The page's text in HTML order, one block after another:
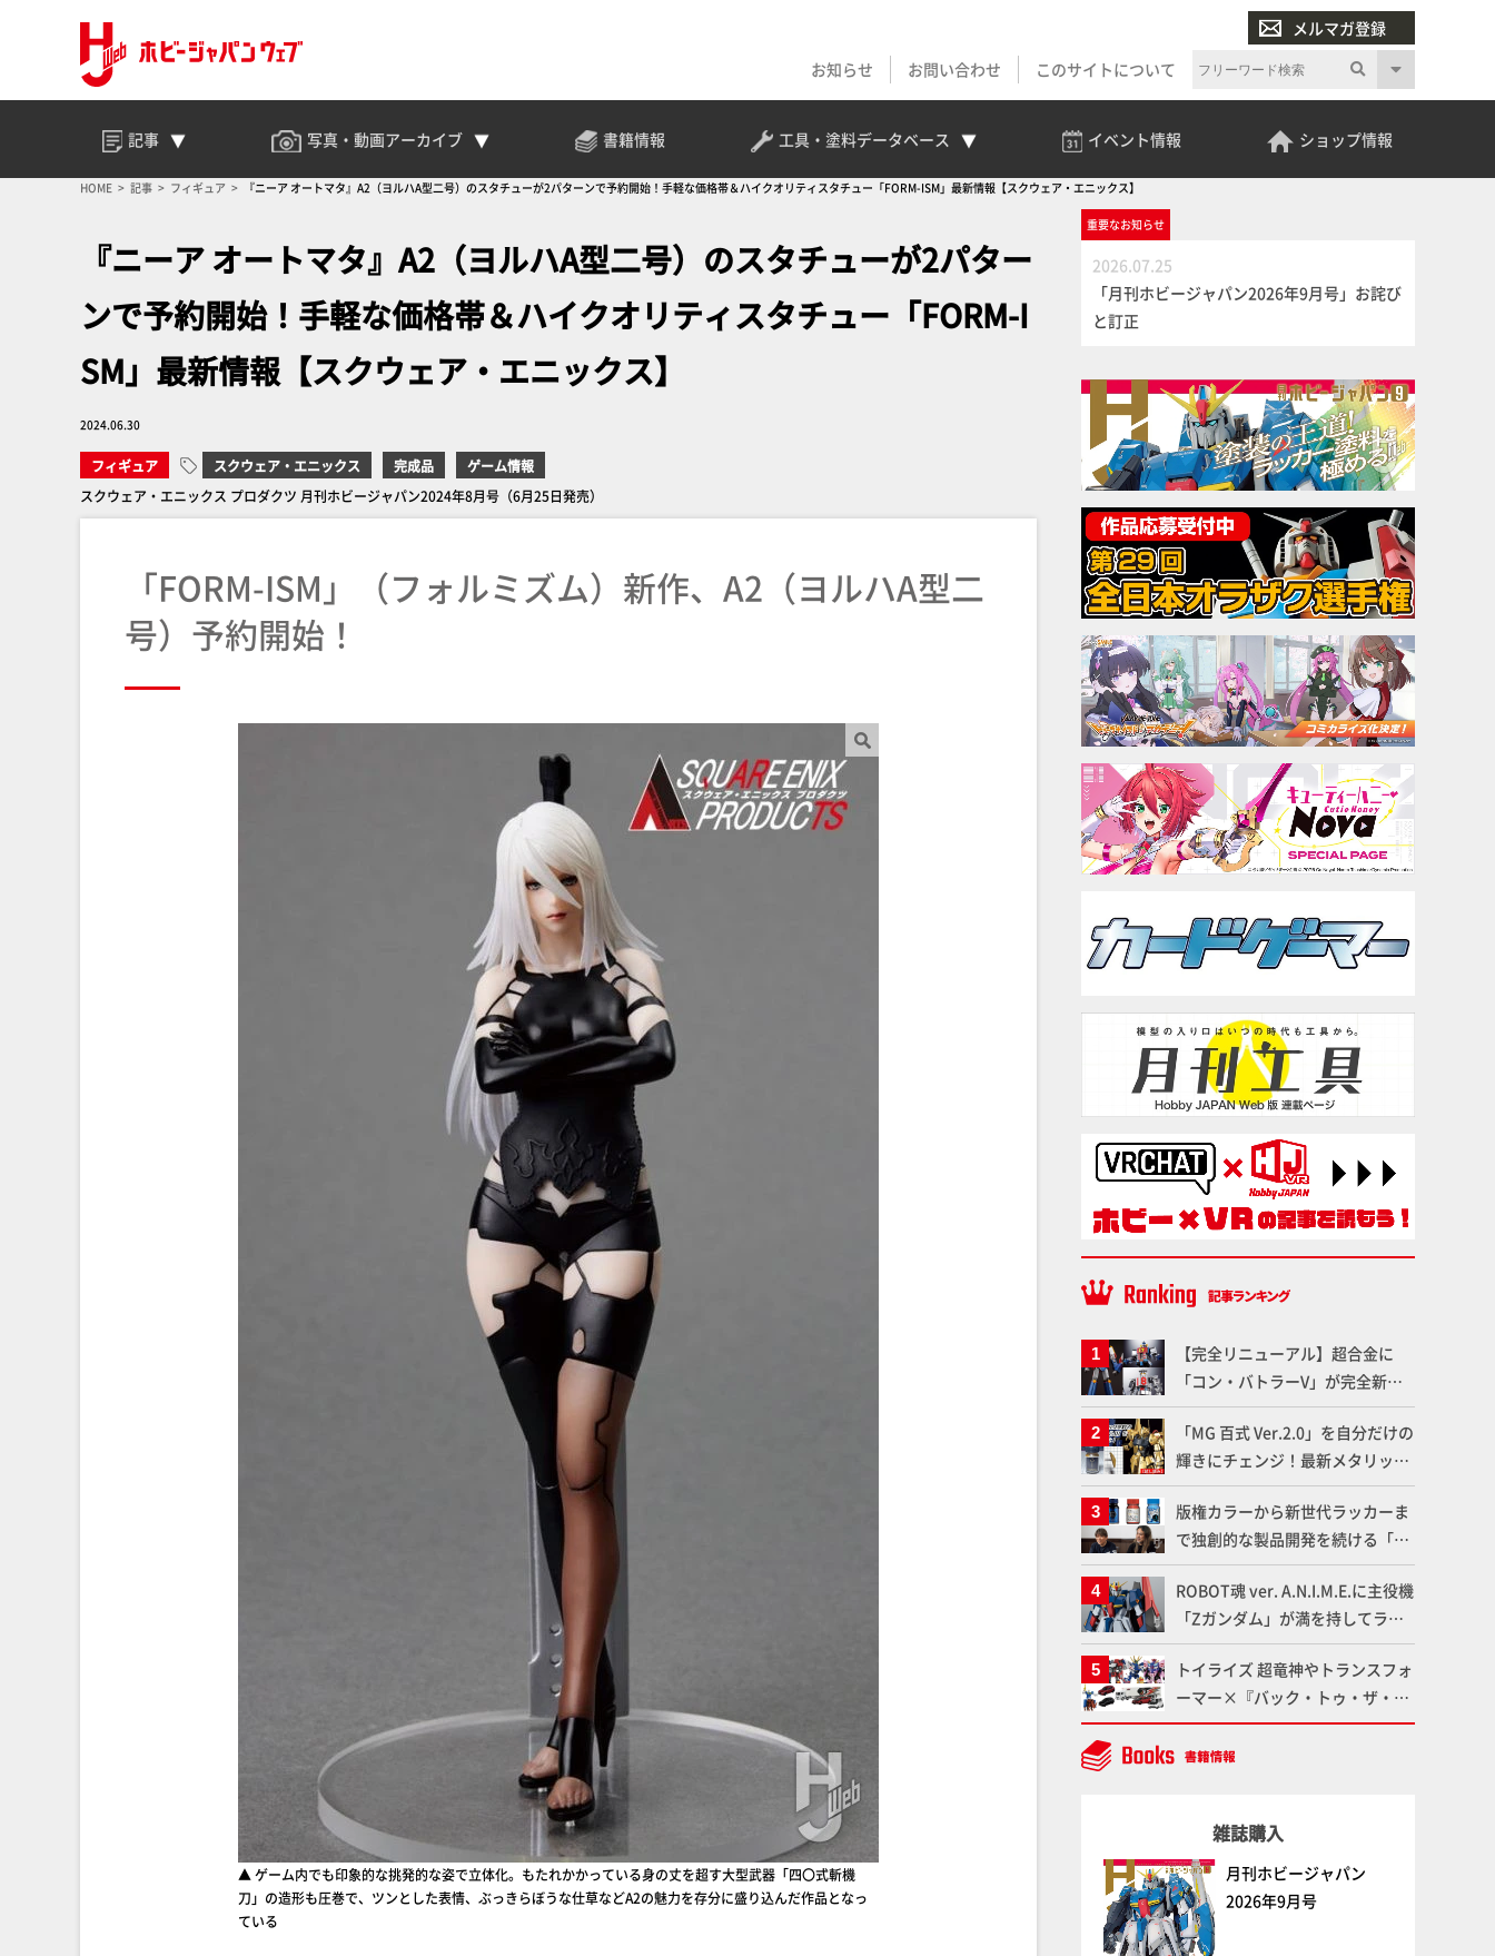
メルマガ登録
お知らせ
お問い合わせ このサイトについて
記事 写真・動画アーカイブ 書籍情報 工具・塗料データベース イベント情報 ショップ情報
HOME 記事 フィギュア 『ニーア オートマタ』A2（ヨルハA型二号）のスタチューが2パターンで予約開始！手軽な価格帯＆ハイクオリティスタチュー「FORM-ISM」最新情報【スクウェア・エニックス】
『ニーア オートマタ』A2（ヨルハA型二号）のスタチューが2パター
ンで予約開始！手軽な価格帯＆ハイクオリティスタチュー「FORM-I
SM」最新情報【スクウェア・エニックス】
2024.06.30
フィギュア スクウェア・エニックス 完成品
ゲーム情報
スクウェア・エニックス プロダクツ 月刊ホビージャパン2024年8月号（6月25日発売）
「FORM-ISM」（フォルミズム）新作、A2（ヨルハA型二
号）予約開始！
▲ ゲーム内でも印象的な挑発的な姿で立体化。もたれかかっている身の丈を超す大型武器「四〇式斬機
刀」の造形も圧巻で、ツンとした表情、ぶっきらぼうな仕草などA2の魅力を存分に盛り込んだ作品となっ
ている
重要なお知らせ
2026.07.25
「月刊ホビージャパン2026年9月号」お詫び
と訂正
【完全リニューアル】超合金に
「コン・バトラーV」が完全新規
造形で登場！気になる仕様を試作
品の撮り下ろしでご紹介!!さらに
「大鉄人17」＆「ワンエイト」セ
ット情報もお届け！【超合金の
魂】
「MG 百式 Ver.2.0」を自分だけの
輝きにチェンジ！最新メタリック
塗料を使ってより金属感を増した
仕上がりに!!【試し読み】
版権カラーから新世代ラッカーま
で独創的な製品開発を続ける「ガ
イアノーツ」に塗料開発の裏側と
ラッカー塗料の未来についてイン
タビュー！
ROBOT魂 ver. A.N.I.M.E.に主役機
「Zガンダム」が満を持してライ
ンナップ！ウェイブライダーへの
変形、劇中どおりのプロポーショ
ンを再現【機動戦士Zガンダム】
トイライズ 超竜神やトランスフォ
ーマー×『バック・トゥ・ザ・フ
ューチャー』コラボアイテムな
ど、タカラトミーの注目アイテム
雑誌購入
月刊ホビージャパン
2026年9月号